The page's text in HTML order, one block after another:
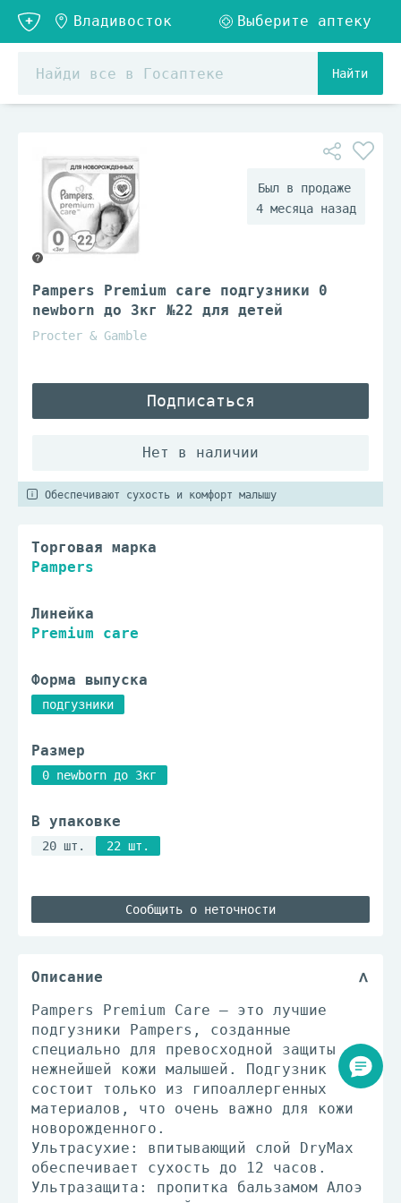
Найти
Pampers Premium care подгузники 0
newborn до 3кг №22 для детей
Procter & Gamble
4 месяца назад
Подписаться
Обеспечивают сухость и комфорт малышу
Торговая марка
Pampers
Линейка
Premium care
Форма выпуска
подгузники
Размер
0 newborn до 3кг
В упаковке
20 шт. 22 шт.
Сообщить о неточности
Описание
Pampers Premium Care — это лучшие
подгузники Pampers, созданные
специально для превосходной защиты
нежнейшей кожи малышей. Подгузник
состоит только из гипоаллергенных
материалов, что очень важно для кожи
новорожденного.
Ультрасухие: впитывающий слой DryMax
обеспечивает сухость до 12 часов.
Ультразащита: пропитка бальзамом Алоэ